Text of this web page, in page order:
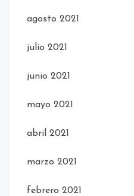
agosto 2021
julio 2021
junio 2021
mayo 2021
abril 2021
marzo 2021
febrero 2021